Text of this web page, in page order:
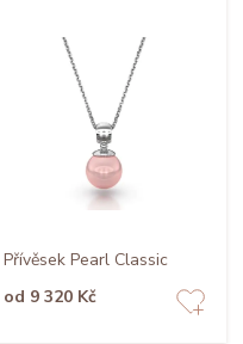
Přívěsek Pearl Classic
od 9 320 Kč